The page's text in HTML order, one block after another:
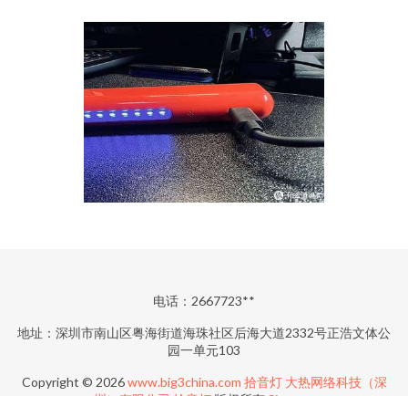
电话：2667723**
地址：深圳市南山区粤海街道海珠社区后海大道2332号正浩文体公
园一单元103
Copyright © 2026www.big3china.com 拾音灯 大热网络科技（深